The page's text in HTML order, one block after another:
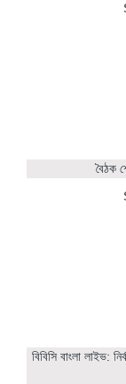
বৈঠক
বিবিসি বাংলা লাইভ: